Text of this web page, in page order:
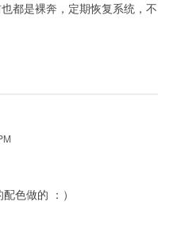
都是裸奔，定期恢复系统，不
色做的 ：）